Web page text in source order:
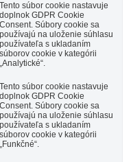
Tento súbor cookie nastavuje
doplnok GDPR Cookie
Consent. Súbory cookie sa
používajú na uloženie súhlasu
používateľa s ukladaním
súborov cookie v kategórii
„Analytické“.
Tento súbor cookie nastavuje
doplnok GDPR Cookie
Consent. Súbory cookie sa
používajú na uloženie súhlasu
používateľa s ukladaním
súborov cookie v kategórii
„Funkčné“.